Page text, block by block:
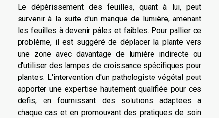
Le dépérissement des feuilles, quant à lui, peut
survenir à la suite d'un manque de lumière, amenant
les feuilles à devenir pâles et faibles. Pour pallier ce
problème, il est suggéré de déplacer la plante vers
une zone avec davantage de lumière indirecte ou
d'utiliser des lampes de croissance spécifiques pour
plantes. L'intervention d'un pathologiste végétal peut
apporter une expertise hautement qualifiée pour ces
défis, en fournissant des solutions adaptées à
chaque cas et en promouvant des pratiques de soin